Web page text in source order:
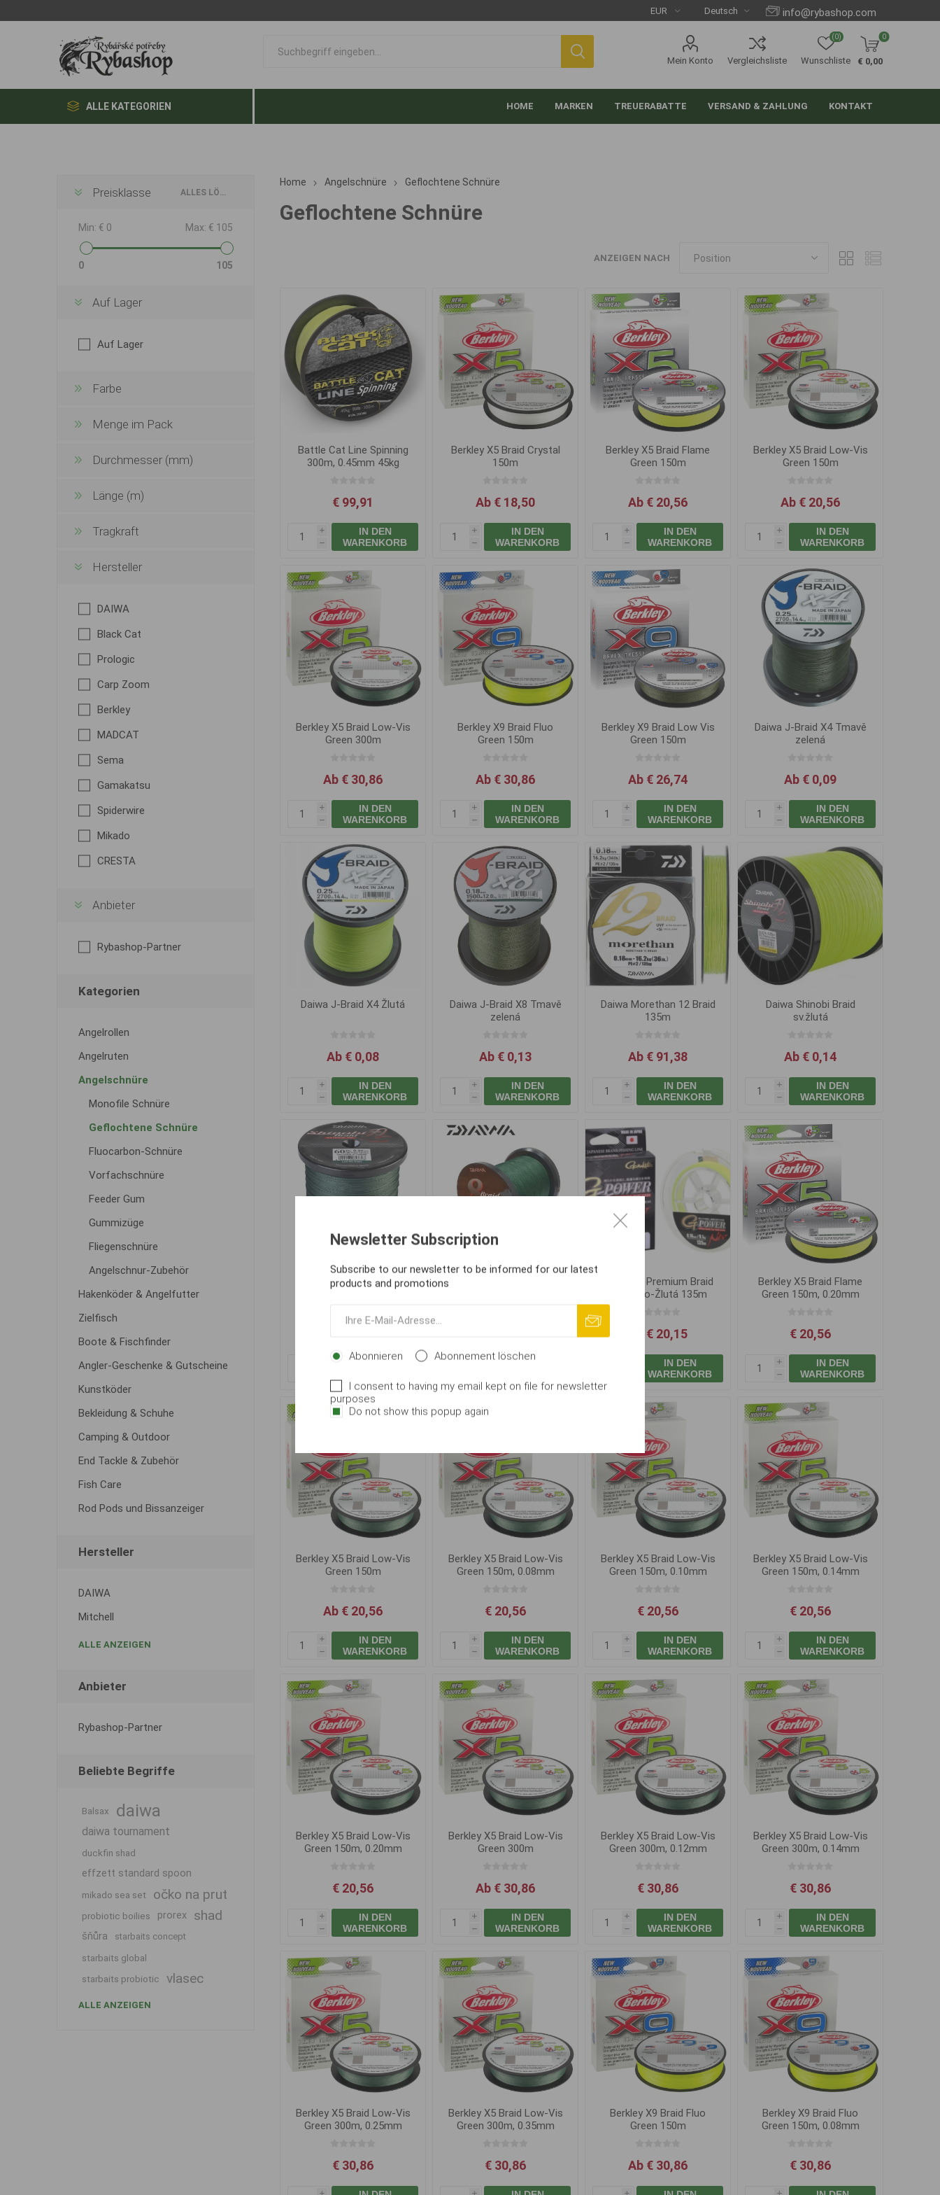
info@rybashop.com
Mein Konto Vergleichsliste Wunschliste
(0) 0
€ 0,00
ALLE KATEGORIEN HOME MARKEN TREUERABATTE VERSAND & ZAHLUNG KONTAKT
Home Angelschnüre Geflochtene Schnüre
Geflochtene Schnüre
ANZEIGEN NACH
Battle Cat Line Spinning
300m, 0.45mm 45kg
€ 99,91
i
h
IN DEN
WARENKORB
Berkley X5 Braid Crystal
150m
Ab € 18,50
i
h
IN DEN
WARENKORB
Berkley X5 Braid Flame
Green 150m
Ab € 20,56
i
h
IN DEN
WARENKORB
Berkley X5 Braid Low-Vis
Green 150m
Ab € 20,56
i
h
IN DEN
WARENKORB
Berkley X5 Braid Low-Vis
Green 300m
Ab € 30,86
i
h
IN DEN
WARENKORB
Berkley X9 Braid Fluo
Green 150m
Ab € 30,86
i
h
IN DEN
WARENKORB
Berkley X9 Braid Low Vis
Green 150m
Ab € 26,74
i
h
IN DEN
WARENKORB
Daiwa J-Braid X4 Tmavě
zelená
Ab € 0,09
i
h
IN DEN
WARENKORB
Daiwa J-Braid X4 Žlutá
Ab € 0,08
i
h
IN DEN
WARENKORB
Daiwa J-Braid X8 Tmavě
zelená
Ab € 0,13
i
h
IN DEN
WARENKORB
Daiwa Morethan 12 Braid
135m
Ab € 91,38
i
h
IN DEN
WARENKORB
Daiwa Shinobi Braid
sv.žlutá
Ab € 0,14
i
h
IN DEN
WARENKORB
Daiwa Shinobi Braid
Ab € 0,14
IN DEN
IN DEN
G-Power Premium Braid
Neo Fluo-Žlutá 135m
Ab € 20,15
IN DEN
WARENKORB
Berkley X5 Braid Flame
Green 150m, 0.20mm
€ 20,56
i
h
IN DEN
WARENKORB
Berkley X5 Braid Low-Vis
Green 150m
Ab € 20,56
i
h
IN DEN
WARENKORB
Berkley X5 Braid Low-Vis
Green 150m, 0.08mm
€ 20,56
i
h
IN DEN
WARENKORB
Berkley X5 Braid Low-Vis
Green 150m, 0.10mm
€ 20,56
i
h
IN DEN
WARENKORB
Berkley X5 Braid Low-Vis
Green 150m, 0.14mm
€ 20,56
i
h
IN DEN
WARENKORB
Berkley X5 Braid Low-Vis
Green 150m, 0.20mm
€ 20,56
i
h
IN DEN
WARENKORB
Berkley X5 Braid Low-Vis
Green 300m
Ab € 30,86
i
h
IN DEN
WARENKORB
Berkley X5 Braid Low-Vis
Green 300m, 0.12mm
€ 30,86
i
h
IN DEN
WARENKORB
Berkley X5 Braid Low-Vis
Green 300m, 0.14mm
€ 30,86
i
h
IN DEN
WARENKORB
Berkley X5 Braid Low-Vis
Green 300m, 0.25mm
€ 30,86
i
Berkley X5 Braid Low-Vis
Green 300m, 0.35mm
€ 30,86
i
Berkley X9 Braid Fluo
Green 150m
Ab € 30,86
i
Berkley X9 Braid Fluo
Green 150m, 0.08mm
€ 30,86
i
ALLES LÖSCHEN
Preisklasse
Min: € 0 Max: € 105
0 105
Auf Lager
Auf Lager
Farbe
Menge im Pack
Durchmesser (mm)
Länge (m)
Tragkraft
Hersteller
DAIWA
Black Cat
Prologic
Carp Zoom
Berkley
MADCAT
Sema
Gamakatsu
Spiderwire
Mikado
CRESTA
Anbieter
Rybashop-Partner
Kategorien
Angelrollen
Angelruten
Angelschnüre
Monofile Schnüre
Geflochtene Schnüre
Fluocarbon-Schnüre
Vorfachschnüre
Feeder Gum
Gummizüge
Fliegenschnüre
Angelschnur-Zubehör
Hakenköder & Angelfutter
Zielfisch
Boote & Fischfinder
Angler-Geschenke & Gutscheine
Kunstköder
Bekleidung & Schuhe
Camping & Outdoor
End Tackle & Zubehör
Fish Care
Rod Pods und Bissanzeiger
Hersteller
DAIWA
Mitchell
ALLE ANZEIGEN
Anbieter
Rybashop-Partner
Beliebte Begriffe
Balsax daiwa
daiwa tournament
duckfin shad
effzett standard spoon
mikado sea set očko na prut
probiotic boilies prorex shad
šňůra starbaits concept
starbaits global
starbaits probiotic
vlasec
ALLE ANZEIGEN
Newsletter Subscription
Subscribe to our newsletter to be informed for our latest
products and promotions
Abonnieren Abonnement löschen
I consent to having my email kept on file for newsletter
purposes
Do not show this popup again